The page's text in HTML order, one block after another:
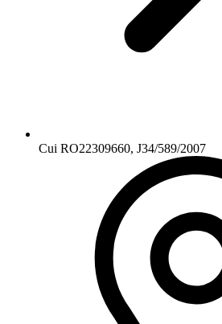
Cui RO22309660, J34/589/2007